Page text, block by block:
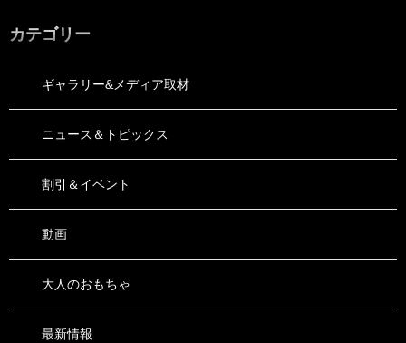
カテゴリー
ギャラリー&メディア取材
ニュース＆トピックス
割引＆イベント
動画
大人のおもちゃ
最新情報